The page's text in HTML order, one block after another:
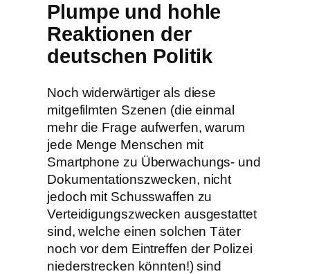
Plumpe und hohle
Reaktionen der
deutschen Politik
Noch widerwärtiger als diese
mitgefilmten Szenen (die einmal
mehr die Frage aufwerfen, warum
jede Menge Menschen mit
Smartphone zu Überwachungs- und
Dokumentationszwecken, nicht
jedoch mit Schusswaffen zu
Verteidigungszwecken ausgestattet
sind, welche einen solchen Täter
noch vor dem Eintreffen der Polizei
niederstrecken könnten!) sind